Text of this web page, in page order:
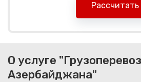
Рассчитать
О услуге
Азербайджана"